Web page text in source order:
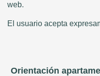
web.
El usuario acepta
Orientación